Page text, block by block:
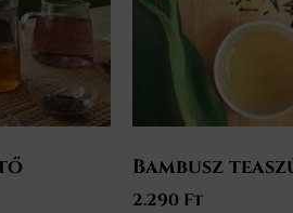
Bambusz
2.290 Ft